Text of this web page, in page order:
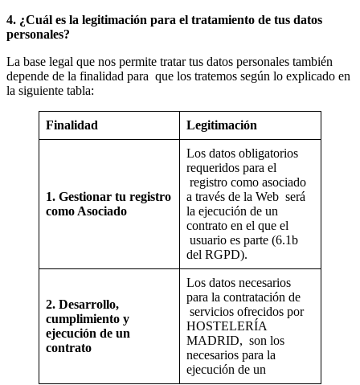
4. ¿Cuál es la legitimación para el tratamiento de tus datos
personales?
La base legal que nos permite tratar tus datos personales también
depende de la finalidad para que los tratemos según lo explicado en
la siguiente tabla:
Finalidad Legitimación
1. Gestionar tu registro
como Asociado
Los datos obligatorios
requeridos para el
registro como asociado
a través de la Web será
la ejecución de un
contrato en el que el
usuario es parte (6.1b
del RGPD).
2. Desarrollo,
cumplimiento y
ejecución de un
contrato
Los datos necesarios
para la contratación de
servicios ofrecidos por
HOSTELERÍA
MADRID, son los
necesarios para la
ejecución de un